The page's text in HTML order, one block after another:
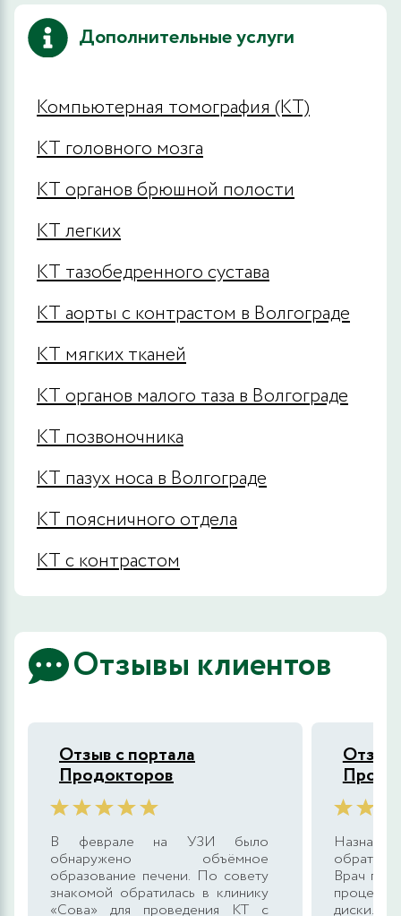
Дополнительные услуги
Компьютерная томография (КТ)
КТ головного мозга
КТ органов брюшной полости
КТ легких
КТ тазобедренного сустава
КТ аорты с контрастом в Волгограде
КТ мягких тканей
КТ органов малого таза в Волгограде
КТ позвоночника
КТ пазух носа в Волгограде
КТ поясничного отдела
КТ с контрастом
Отзывы клиентов
Отзыв с портала
Продокторов
В феврале на УЗИ было
обнаружено объёмное
образование печени. По совету
знакомой обратилась в клинику
«Сова» для проведения КТ с
Отзыв
Врач
диски.